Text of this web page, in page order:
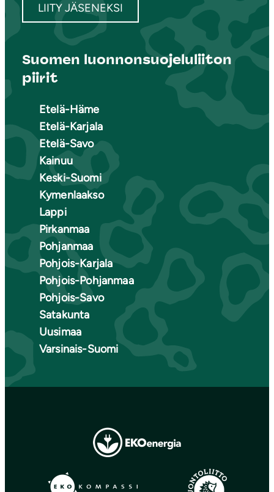
LIITY JÄSENEKSI
Suomen luonnonsuojeluliiton
piirit
Etelä-Häme
Etelä-Karjala
Etelä-Savo
Kainuu
Keski-Suomi
Kymenlaakso
Lappi
Pirkanmaa
Pohjanmaa
Pohjois-Karjala
Pohjois-Pohjanmaa
Pohjois-Savo
Satakunta
Uusimaa
Varsinais-Suomi